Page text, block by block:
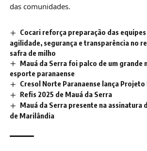
das comunidades.
Cocari reforça preparação das
agilidade, segurança e transparência no
safra de milho
Mauá da Serra foi palco de um grande
esporte paranaense
Cresol Norte Paranaense lança
Refis 2025 de Mauá da Serra
Mauá da Serra presente na assinatura
de Marilândia